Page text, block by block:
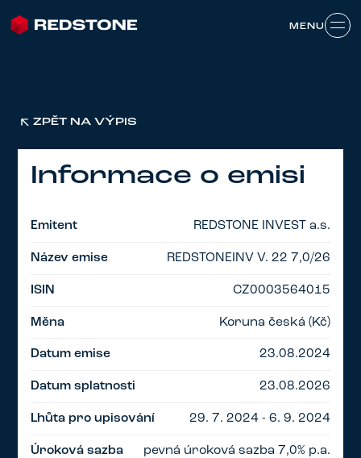
MENU
ZPĚT NA VÝPIS
Informace o emisi
Emitent REDSTONE INVEST a.s.
Název emise REDSTONEINV V. 22 7,0/26
ISIN CZ0003564015
Měna Koruna česká (Kč)
Datum emise 23.08.2024
Datum splatnosti 23.08.2026
Lhůta pro upisování 29. 7. 2024 - 6. 9. 2024
Úroková sazba pevná úroková sazba 7,0% p.a.